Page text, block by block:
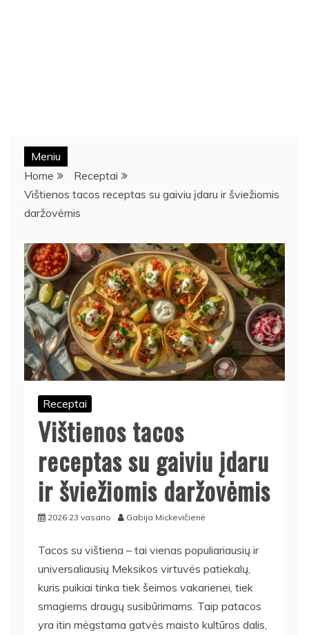
Meniu
Home
Receptai
Vištienos tacos receptas su gaiviu įdaru ir šviežiomis
daržovėmis
Receptai
Vištienos tacos
receptas su gaiviu įdaru
ir šviežiomis daržovėmis
2026 23 vasario Gabija Mickevičienė
Tacos su vištiena – tai vienas populiariausių ir
universaliausių Meksikos virtuvės patiekalų,
kuris puikiai tinka tiek šeimos vakarienei, tiek
smagiems draugų susibūrimams. Taip patacos
yra itin mėgstama gatvės maisto kultūros dalis,